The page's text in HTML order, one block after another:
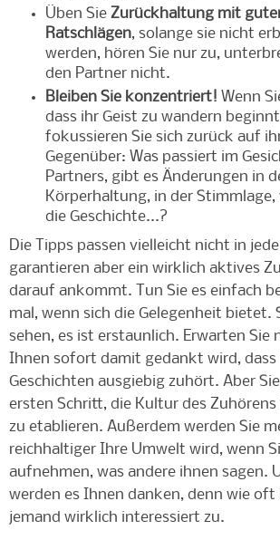
Üben Sie Zurückhaltung mit
Ratschlägen, solange sie nicht
werden, hören Sie nur zu,
den Partner nicht.
Bleiben Sie konzentriert! Wenn
dass ihr Geist zu wandern
fokussieren Sie sich zurück auf
Gegenüber: Was passiert im
Partners, gibt es Änderungen in
Körperhaltung, in der
die Geschichte...?
Die Tipps passen vielleicht nicht in
garantieren aber ein wirklich aktives
darauf ankommt. Tun Sie es einfach
mal, wenn sich die Gelegenheit bietet.
sehen, es ist erstaunlich. Erwarten Sie
Ihnen sofort damit gedankt wird, dass
Geschichten ausgiebig zuhört. Aber
ersten Schritt, die Kultur des
zu etablieren. Außerdem werden Sie
reichhaltiger Ihre Umwelt wird, wenn
aufnehmen, was andere ihnen sagen.
werden es Ihnen danken, denn wie oft
jemand wirklich interessiert zu.